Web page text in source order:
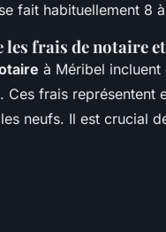
fait habituellement 8
frais de notaire
à Méribel
Ces frais
neufs. Il est crucial